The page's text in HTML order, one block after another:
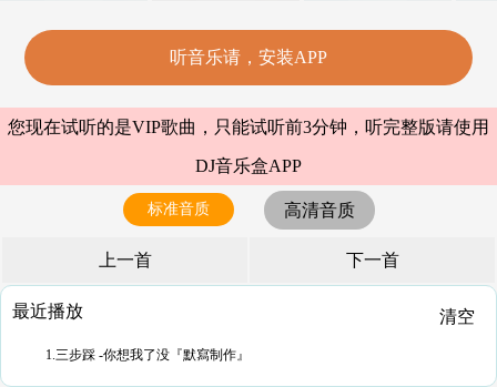
听音乐请，安装APP
您现在试听的是VIP歌曲，只能试听前3分钟，听完整版请使用
DJ音乐盒APP
标准音质 高清音质
上一首 下一首
最近播放 清空
1.三步踩 -你想我了没『默寫制作』